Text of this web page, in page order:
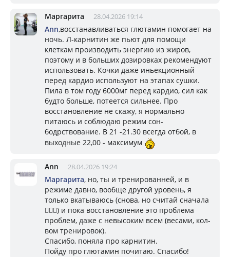
Маргарита 28.04.2026 19:14
Ann,восстанавливаться глютамин помогает на
ночь. Л-карнитин же пьют для помощи
клеткам производить энергию из жиров,
поэтому и в больших дозировках рекомендуют
использовать. Кочки даже иньекционный
перед кардио используют на этапах сушки.
Пила в том году 6000мг перед кардио, сил как
будто больше, потеется сильнее. Про
восстановление не скажу, я нормально
питаюсь и соблюдаю режим сон-
бодрствование. В 21 -21.30 всегда отбой, в
выходные 22,00 - максимум
Ann 28.04.2026 19:24
Маргарита, но, ты и тренированней, и в
режиме давно, вообще другой уровень, я
только вкатываюсь (снова, но считай сначала
🤦🏼‍♀️) и пока восстановление это проблема
проблем, даже с невысоким всем (весами, кол-
вом тренировок).
Спасибо, поняла про карнитин.
Пойду про глютамин почитаю. Спасибо!